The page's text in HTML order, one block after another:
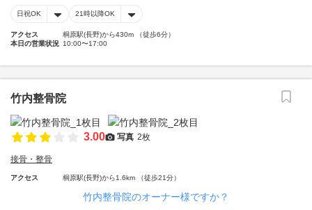
日祝OK 21時以降OK
アクセス
桐原駅(長野)から430m （徒歩6分）
本日の営業状況 10:00〜17:00
竹内整骨院
3.00 写真 2枚
接骨・整骨
アクセス 桐原駅(長野)から1.6km （徒歩21分）
竹内整骨院のオーナー様ですか？